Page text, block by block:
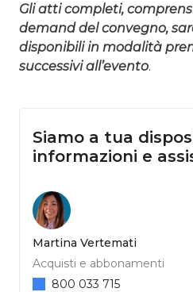
Gli atti completi,
demand del convegno,
disponibili in modalità
successivi all’evento.
Siamo a tua
informazioni e
Martina Vertemati
Acquisti e abbonamenti
800 033 715